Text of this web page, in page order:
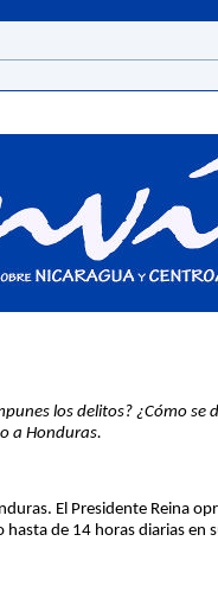
los delitos? ¿Cómo
a Honduras.
El Presidente Reina
de 14 horas diarias en